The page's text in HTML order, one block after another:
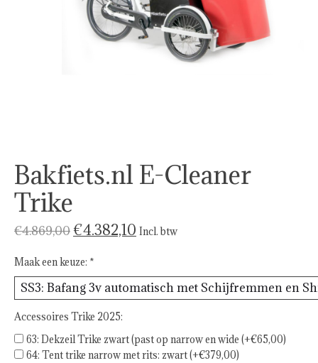
Bakfiets.nl E-Cleaner
Trike
€4.869,00€4.382,10 Incl. btw
Maak een keuze: *
Accessoires Trike 2025:
63: Dekzeil Trike zwart (past op narrow en wide (+€65,00)
64: Tent trike narrow met rits: zwart (+€379,00)